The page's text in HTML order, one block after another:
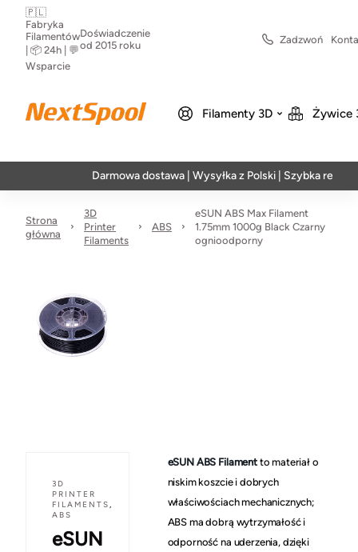
🇵🇱
Fabryka
Filamentów
| 📦 24h | 💬
Wsparcie
Doświadczenie
od 2015 roku
Zadzwoń
Filamenty 3D Żywice
Darmowa dostawa | Wysyłka z Polski | Szybka realizacja w
Strona
główna
3D
Printer
Filaments
ABS
eSUN ABS Max Filament
1.75mm 1000g Black Czarny
ognioodporny
3D
PRINTER
FILAMENTS,
ABS
eSUN
eSUN ABS Filament to materiał o
niskim koszcie i dobrych
właściwościach mechanicznych;
ABS ma dobrą wytrzymałość i
odporność na uderzenia, dzięki